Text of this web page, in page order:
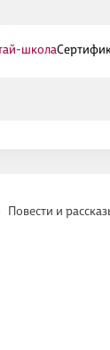
школа
Повести и